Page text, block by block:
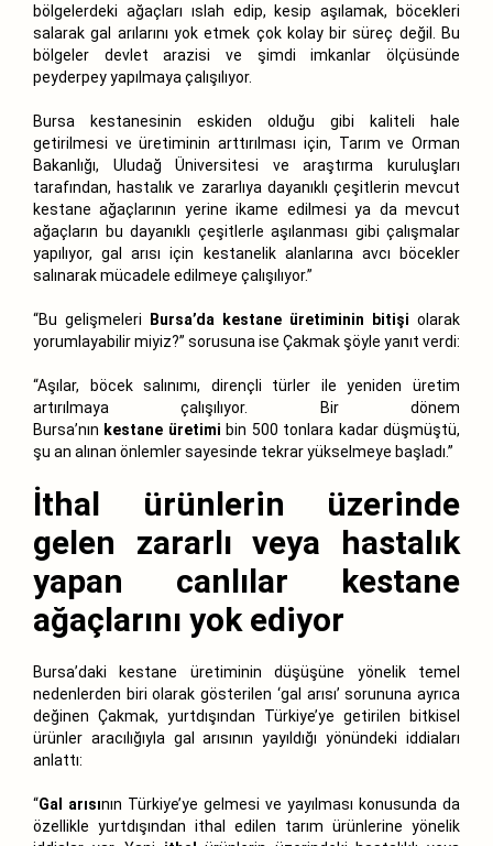
bölgelerdeki ağaçları ıslah edip, kesip aşılamak, böcekleri
salarak gal arılarını yok etmek çok kolay bir süreç değil. Bu
bölgeler devlet arazisi ve şimdi imkanlar ölçüsünde
peyderpey yapılmaya çalışılıyor.
Bursa kestanesinin eskiden olduğu gibi kaliteli hale
getirilmesi ve üretiminin arttırılması için, Tarım ve Orman
Bakanlığı, Uludağ Üniversitesi ve araştırma kuruluşları
tarafından, hastalık ve zararlıya dayanıklı çeşitlerin mevcut
kestane ağaçlarının yerine ikame edilmesi ya da mevcut
ağaçların bu dayanıklı çeşitlerle aşılanması gibi çalışmalar
yapılıyor, gal arısı için kestanelik alanlarına avcı böcekler
salınarak mücadele edilmeye çalışılıyor.”
“Bu gelişmeleri Bursa’da kestane üretiminin bitişi olarak
yorumlayabilir miyiz?” sorusuna ise Çakmak şöyle yanıt verdi:
“Aşılar, böcek salınımı, dirençli türler ile yeniden üretim
artırılmaya çalışılıyor. Bir dönem
Bursa’nın kestane üretimi bin 500 tonlara kadar düşmüştü,
şu an alınan önlemler sayesinde tekrar yükselmeye başladı.”
İthal ürünlerin üzerinde
gelen zararlı veya hastalık
yapan canlılar kestane
ağaçlarını yok ediyor
Bursa’daki kestane üretiminin düşüşüne yönelik temel
nedenlerden biri olarak gösterilen ‘gal arısı’ sorununa ayrıca
değinen Çakmak, yurtdışından Türkiye’ye getirilen bitkisel
ürünler aracılığıyla gal arısının yayıldığı yönündeki iddiaları
anlattı:
“Gal arısının Türkiye’ye gelmesi ve yayılması konusunda da
özellikle yurtdışından ithal edilen tarım ürünlerine yönelik